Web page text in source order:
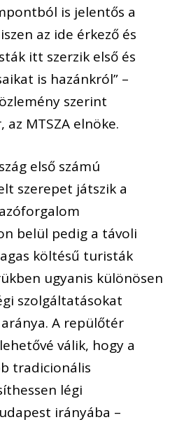
is jelentős a
az ide érkező és
itt szerzik első és
is hazánkról” –
szerint
MTSZA elnöke.
első számú
szerepet játszik a
belül pedig a távoli
költésű turisták
ugyanis különösen
szolgáltatásokat
A repülőtér
válik, hogy a
tradicionális
légi
irányába –